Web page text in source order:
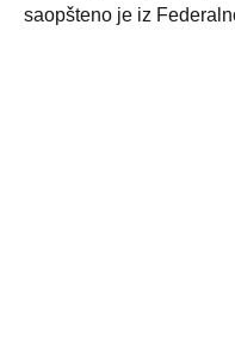
saopšteno je iz